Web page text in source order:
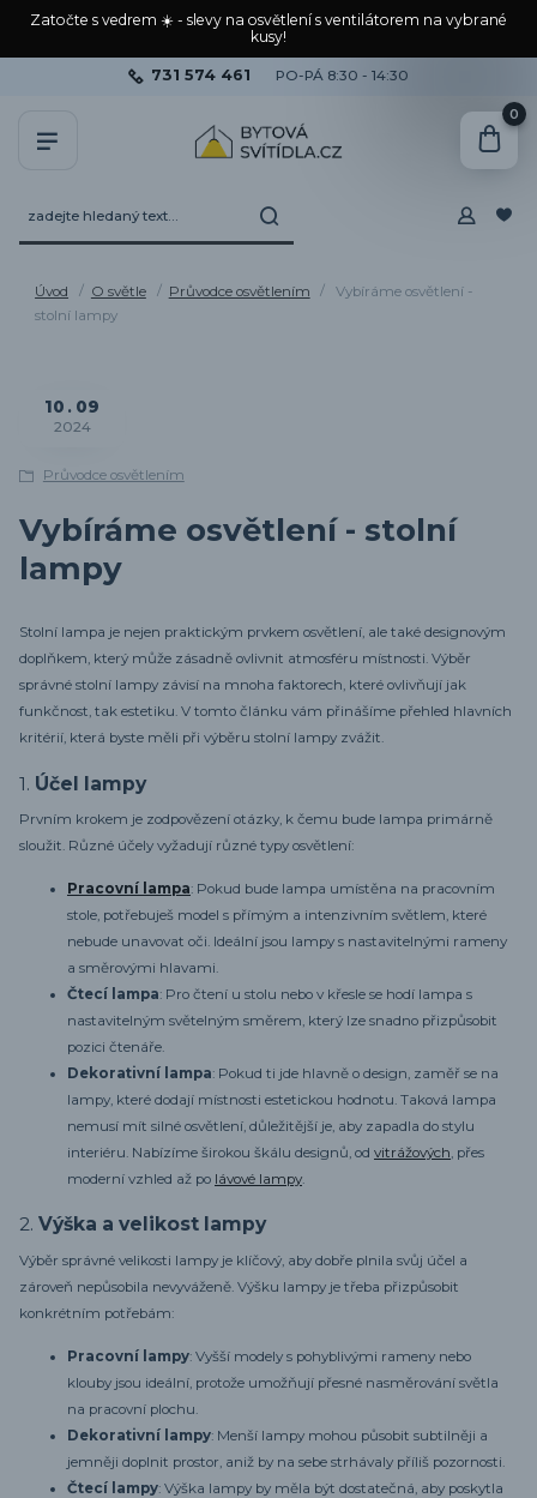
Zatočte s vedrem ☀️ - slevy na osvětlení s ventilátorem na vybrané
kusy!
731 574 461 PO-PÁ 8:30 - 14:30
0
Úvod O světle Průvodce osvětlením
Vybíráme osvětlení -
stolní lampy
10 09
2024
Průvodce osvětlením
Vybíráme osvětlení - stolní
lampy
Stolní lampa je nejen praktickým prvkem osvětlení, ale také designovým
doplňkem, který může zásadně ovlivnit atmosféru místnosti. Výběr
správné stolní lampy závisí na mnoha faktorech, které ovlivňují jak
funkčnost, tak estetiku. V tomto článku vám přinášíme přehled hlavních
kritérií, která byste měli při výběru stolní lampy zvážit.
1. Účel lampy
Prvním krokem je zodpovězení otázky, k čemu bude lampa primárně
sloužit. Různé účely vyžadují různé typy osvětlení:
Pracovní lampa: Pokud bude lampa umístěna na pracovním
stole, potřebuješ model s přímým a intenzivním světlem, které
nebude unavovat oči. Ideální jsou lampy s nastavitelnými rameny
a směrovými hlavami.
Čtecí lampa: Pro čtení u stolu nebo v křesle se hodí lampa s
nastavitelným světelným směrem, který lze snadno přizpůsobit
pozici čtenáře.
Dekorativní lampa: Pokud ti jde hlavně o design, zaměř se na
lampy, které dodají místnosti estetickou hodnotu. Taková lampa
nemusí mít silné osvětlení, důležitější je, aby zapadla do stylu
interiéru. Nabízíme širokou škálu designů, od vitrážových, přes
moderní vzhled až po lávové lampy.
2. Výška a velikost lampy
Výběr správné velikosti lampy je klíčový, aby dobře plnila svůj účel a
zároveň nepůsobila nevyváženě. Výšku lampy je třeba přizpůsobit
konkrétním potřebám:
Pracovní lampy: Vyšší modely s pohyblivými rameny nebo
klouby jsou ideální, protože umožňují přesné nasměrování světla
na pracovní plochu.
Dekorativní lampy: Menší lampy mohou působit subtilněji a
jemněji doplnit prostor, aniž by na sebe strhávaly příliš pozornosti.
Čtecí lampy: Výška lampy by měla být dostatečná, aby poskytla